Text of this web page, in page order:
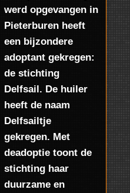
werd opgevangen in
Pieterburen heeft
een bijzondere
adoptant gekregen:
de stichting
Delfsail. De huiler
heeft de naam
Delfsailtje
gekregen. Met
deadoptie toont de
stichting haar
duurzame en